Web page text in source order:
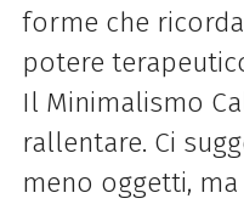
forme che
potere
Il Minimalismo
rallentare. Ci
meno oggetti,